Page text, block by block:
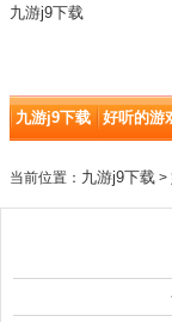
九游j9下载
九游j9下载 好听的游
当前位置： 九游j9下载 >